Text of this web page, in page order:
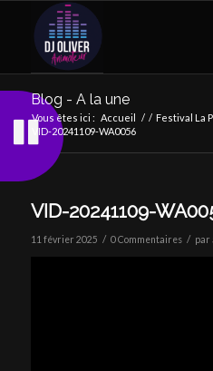
Blog - A la une
Vous êtes ici : Accueil / / Festival La
VID-20241109-WA0056
VID-20241109-
11 février 2025 / 0 Commentaires / par